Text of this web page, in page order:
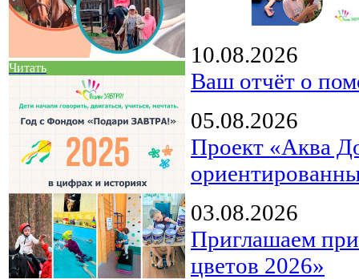
Читать
10.08.2026
Ваш отчёт о
05.08.2026
Проект «Аква
03.08.2026
Приглашаем
цветов 2026»